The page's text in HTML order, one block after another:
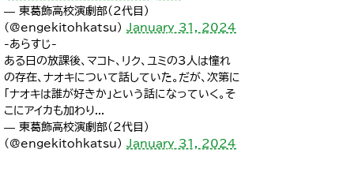
— 東葛飾高校演劇部(2代目)
(@engekitohkatsu) January 31, 2024
-あらすじ-
ある日の放課後、マコト、リク、ユミの3人は憧れ
の存在、ナオキについて話していた。だが、次第に
「ナオキは誰が好きか」という話になっていく。そ
こにアイカも加わり...
— 東葛飾高校演劇部(2代目)
(@engekitohkatsu) January 31, 2024